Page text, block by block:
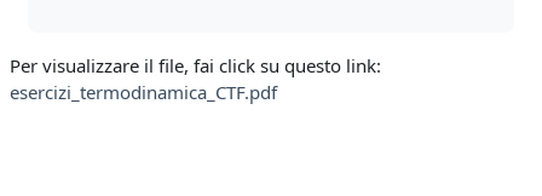
Per visualizzare il file, fai click su questo link:
esercizi_termodinamica_CTF.pdf